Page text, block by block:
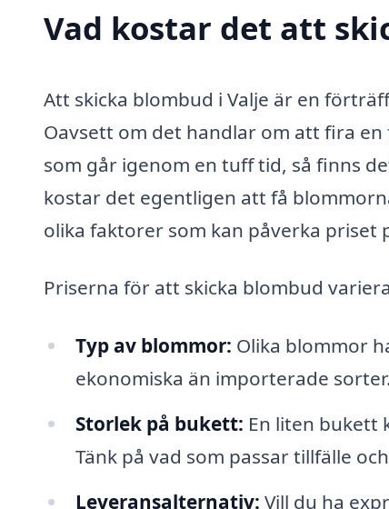
Vad kostar det att
Att skicka blombud i Valje är en
Oavsett om det handlar om att fira
som går igenom en tuff tid, så finns
kostar det egentligen att få
olika faktorer som kan påverka priset
Priserna för att skicka blombud
Typ av blommor: Olika blommor
ekonomiska än importerade sorter.
Storlek på bukett: En liten bukett
Tänk på vad som passar tillfälle
Leveransalternativ: Vill du ha